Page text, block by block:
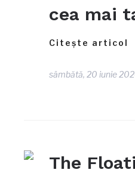
cea mai
Citește articol
sâmbătă, 20 iunie
The